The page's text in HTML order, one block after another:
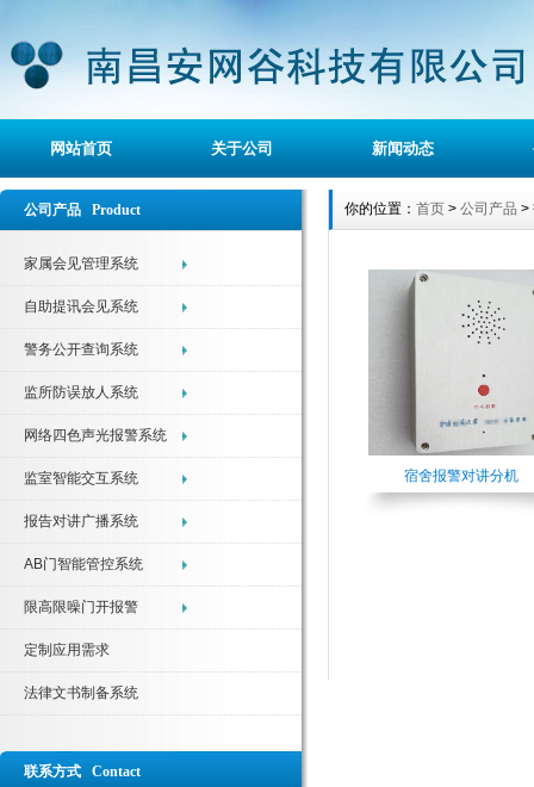
网站首页 关于公司 新闻动态
公司产品 Product
家属会见管理系统
自助提讯会见系统
警务公开查询系统
监所防误放人系统
网络四色声光报警系统
监室智能交互系统
报告对讲广播系统
AB门智能管控系统
限高限噪门开报警
定制应用需求
法律文书制备系统
联系方式 Contact
你的位置： 首页 > 公司产品 >
宿舍报警对讲分机